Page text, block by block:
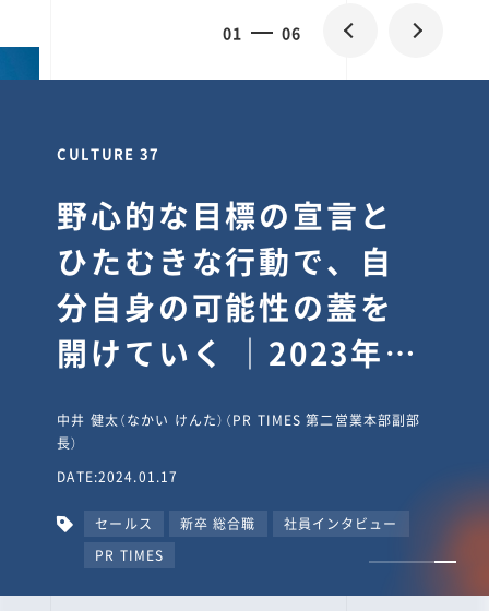
01 06
CULTURE 37
野心的な目標の宣言と
ひたむきな行動で、自
分自身の可能性の蓋を
開けていく ｜2023年度
タビュー #PR
TIMESな人たち
中井 健太（なかい けんた）（PR TIMES 第二営業本部副部
長）
DATE:2024.01.17
セールス 新卒 総合職
社員インタビュー
PR TIMES